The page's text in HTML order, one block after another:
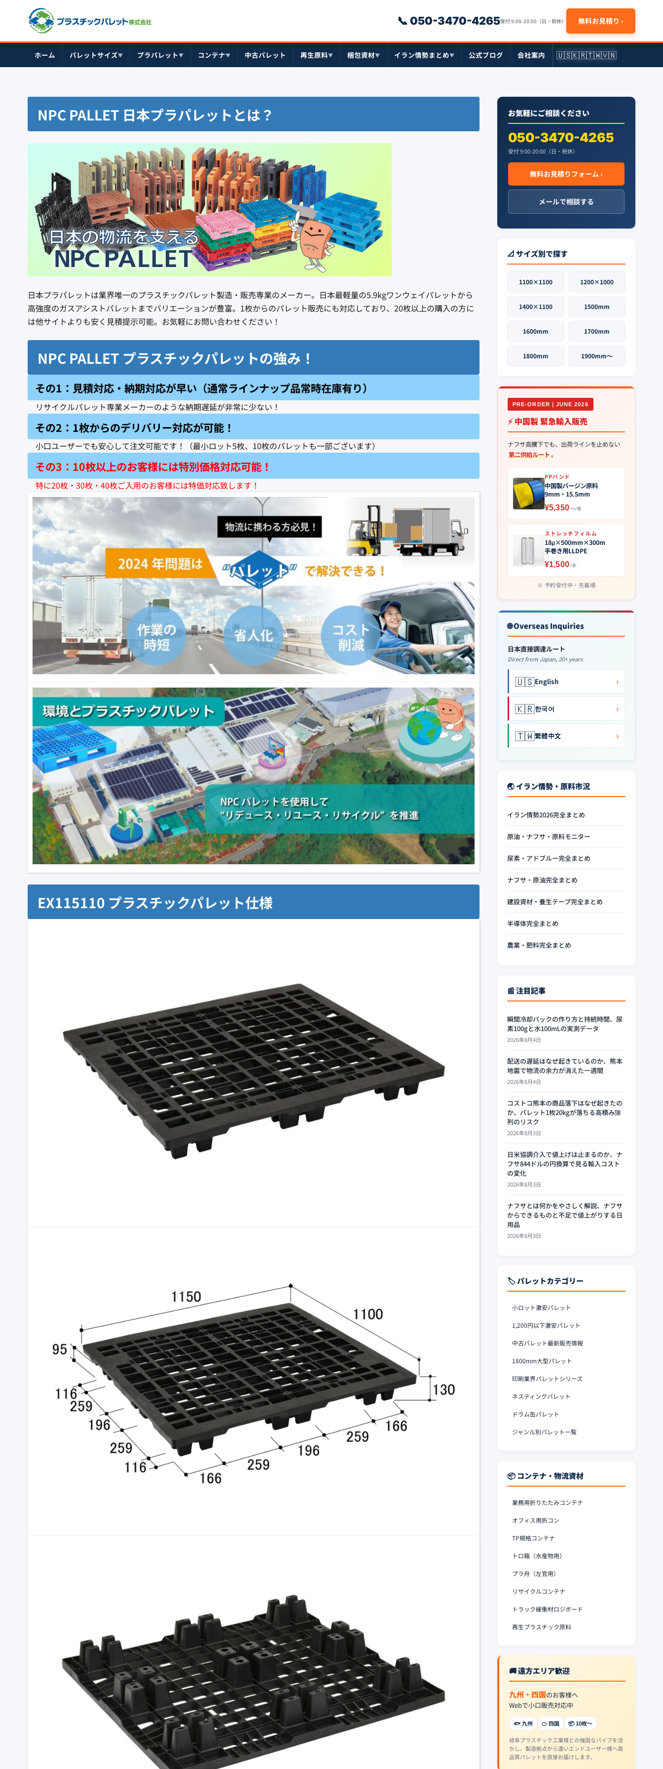
📞 050-3470-4265受付 9:00-20:00（日・祝休） 無料お見積り ›
ホーム パレットサイズ▼ プラパレット▼ コンテナ▼ 中古パレット 再生原料▼ 梱包資材▼ イラン情勢まとめ▼ 公式ブログ 会社案内 🇺🇸🇰🇷🇹🇼🇻🇳
NPC PALLET 日本プラパレットとは？
日本プラパレットは業界唯一のプラスチックパレット製造・販売専業のメーカー。日本最軽量の5.9kgワンウェイパレットから
高強度のガスアシストパレットまでバリエーションが豊富。1枚からのパレット販売にも対応しており、20枚以上の購入の方に
は他サイトよりも安く見積提示可能。お気軽にお問い合わせください！
NPC PALLET プラスチックパレットの強み！
その1：見積対応・納期対応が早い（通常ラインナップ品常時在庫有り）
リサイクルパレット専業メーカーのような納期遅延が非常に少ない！
その2：1枚からのデリバリー対応が可能！
小口ユーザーでも安心して注文可能です！（最小ロット5枚、10枚のパレットも一部ございます）
その3：10枚以上のお客様には特別価格対応可能！
特に20枚・30枚・40枚ご入用のお客様には特価対応致します！
EX115110 プラスチックパレット仕様
お気軽にご相談ください
050-3470-4265
受付 9:00-20:00（日・祝休）
無料お見積りフォーム ›
メールで相談する
📐 サイズ別で探す
1100×1100 1200×1000
1400×1100 1500mm
1600mm 1700mm
1800mm 1900mm〜
PRE-ORDER｜JUNE 2026
⚡ 中国製 緊急輸入販売
ナフサ高騰下でも、出荷ラインを止めない
第二供給ルート。
PPバンド
中国製バージン原料
9mm・15.5mm
¥5,350〜/巻
ストレッチフィルム
18μ×500mm×300m
手巻き用LLDPE
¥1,500/本
予約受付中・先着順
🌐 Overseas Inquiries
日本直接調達ルート
Direct from Japan, 20+ years
🇺🇸English ›
🇰🇷한국어 ›
🇹🇼繁體中文 ›
🌏 イラン情勢・原料市況
イラン情勢2026完全まとめ
原油・ナフサ・原料モニター
尿素・アドブルー完全まとめ
ナフサ・原油完全まとめ
建設資材・養生テープ完全まとめ
半導体完全まとめ
農業・肥料完全まとめ
📰 注目記事
瞬間冷却パックの作り方と持続時間、尿
素100gと水100mLの実測データ
2026年8月4日
配送の遅延はなぜ起きているのか、熊本
地震で物流の余力が消えた一週間
2026年8月4日
コストコ熊本の商品落下はなぜ起きたの
か、パレット1枚20kgが落ちる高積み陳
列のリスク
2026年8月3日
日米協調介入で値上げは止まるのか、ナ
フサ844ドルの円換算で見る輸入コスト
の変化
2026年8月3日
ナフサとは何かをやさしく解説、ナフサ
からできるものと不足で値上がりする日
用品
2026年8月3日
🏷️ パレットカテゴリー
小ロット激安パレット
1,200円以下激安パレット
中古パレット最新販売情報
1800mm大型パレット
印刷業界パレットシリーズ
ネスティングパレット
ドラム缶パレット
ジャンル別パレット一覧
📦 コンテナ・物流資材
業務用折りたたみコンテナ
オフィス用折コン
TP規格コンテナ
トロ箱（水産物用）
プラ舟（左官用）
リサイクルコンテナ
トラック緩衝材ロジボード
再生プラスチック原料
🚚 遠方エリア歓迎
九州・四国のお客様へ
Webで小口販売対応中
🐟 九州 🍊 四国 📦 10枚〜
岐阜プラスチック工業様との強固なパイプを活
かし、製造拠点から遠いエンドユーザー様へ高
品質パレットを直接お届けします。